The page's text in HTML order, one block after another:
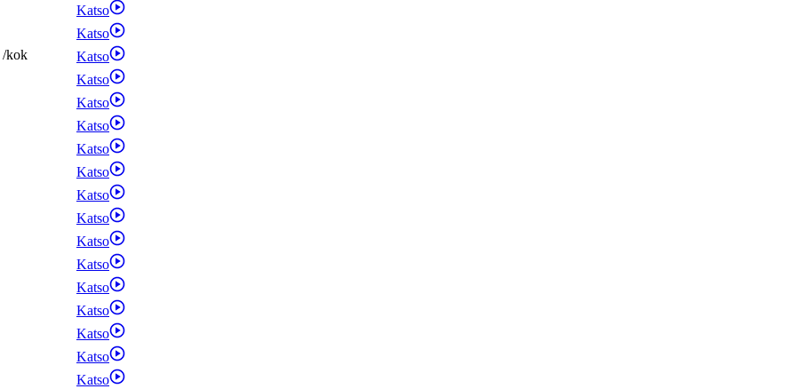
Katso
Katso
/kok
Katso
Katso
Katso
Katso
Katso
Katso
Katso
Katso
Katso
Katso
Katso
Katso
Katso
Katso
Katso